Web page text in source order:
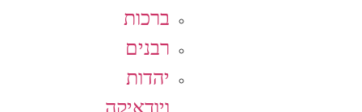
ברכות
רבנים
יהדות